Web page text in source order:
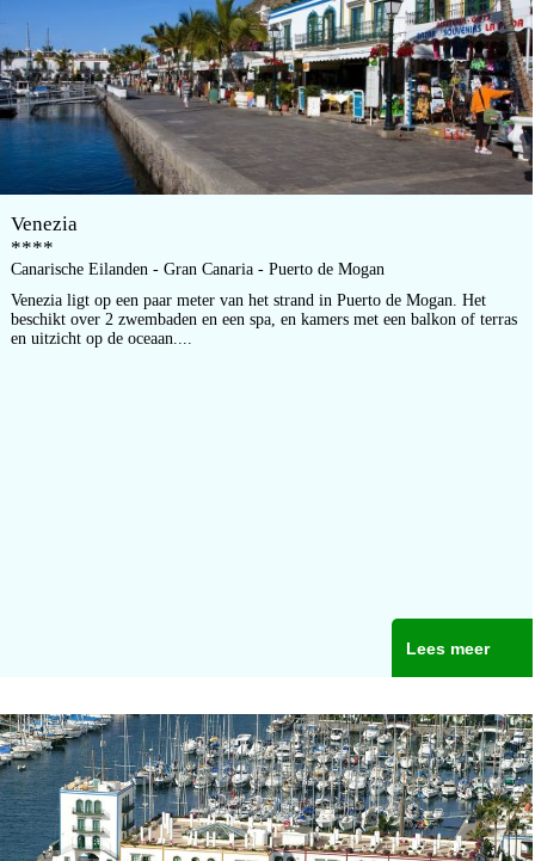
Venezia
****
Canarische Eilanden - Gran Canaria - Puerto de Mogan
Venezia ligt op een paar meter van het strand in Puerto de Mogan. Het
beschikt over 2 zwembaden en een spa, en kamers met een balkon of terras
en uitzicht op de oceaan....
Lees meer